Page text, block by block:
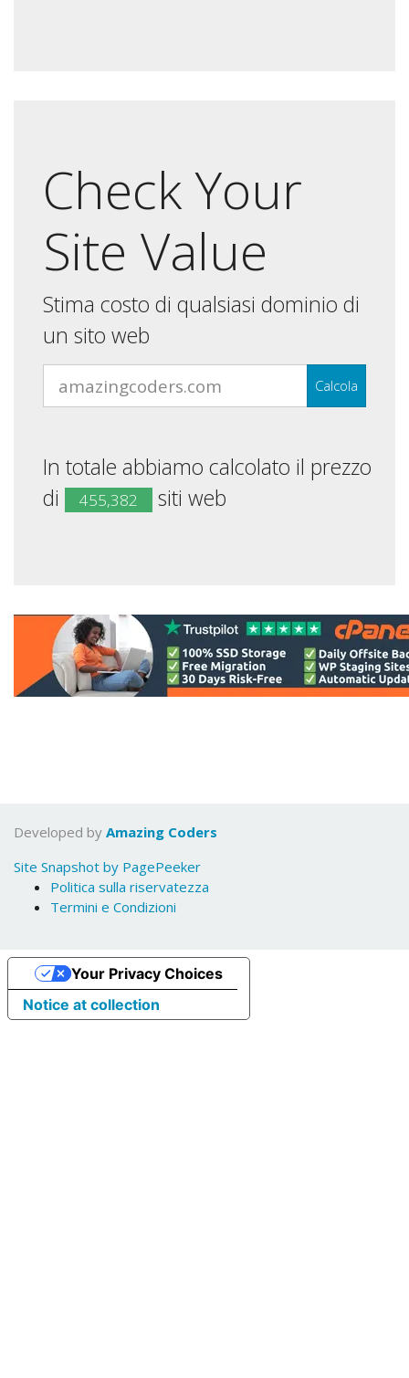
Check Your
Site Value
Stima costo di qualsiasi dominio di
un sito web
Calcola
In totale abbiamo calcolato il prezzo
di
455,382 siti web
Developed by Amazing Coders
Site Snapshot by PagePeeker
Politica sulla riservatezza
Termini e Condizioni
Notice at collection
Your Privacy Choices